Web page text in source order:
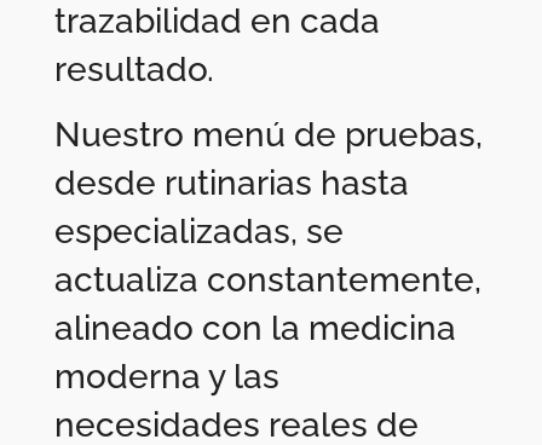
trazabilidad en cada
resultado.
Nuestro menú de pruebas,
desde rutinarias hasta
especializadas, se
actualiza constantemente,
alineado con la medicina
moderna y las
necesidades reales de